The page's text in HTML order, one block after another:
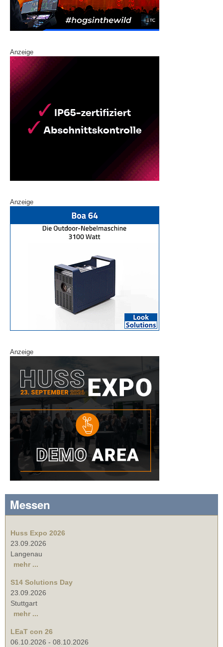
Anzeige
Anzeige
Anzeige
Messen
Huss Expo 2026
23.09.2026
Langenau
mehr ...
S14 Solutions Day
23.09.2026
Stuttgart
mehr ...
LEaT con 26
06.10.2026 - 08.10.2026